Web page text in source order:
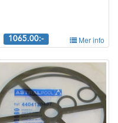
1065.00:- Mer info